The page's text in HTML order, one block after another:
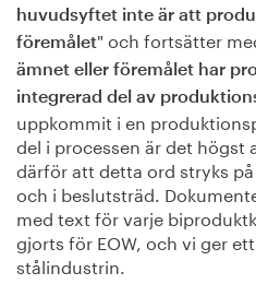
huvudsyftet inte är att
föremålet" och fortsätter
ämnet eller föremålet har
integrerad del av
uppkommit i en
del i processen är det högst
därför att detta ord stryks
och i beslutsträd.
med text för varje
gjorts för EOW, och vi ger
stålindustrin.